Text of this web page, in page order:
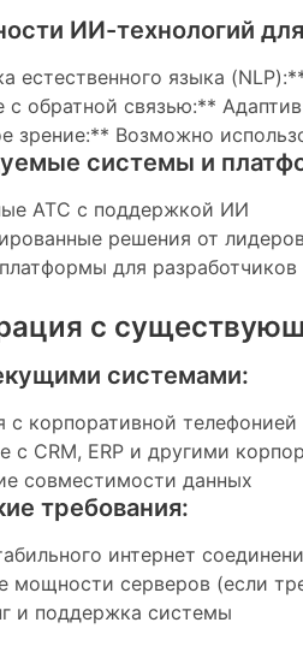
ИИ-технологий
естественного языка
обратной связью:**
зрение:** Возможно
системы и
АТС с поддержкой ИИ
решения от
для разработчиков
с
системами:
с корпоративной телефонией
с CRM, ERP и другими
совместимости данных
требования:
интернет
мощности серверов (если
и поддержка системы